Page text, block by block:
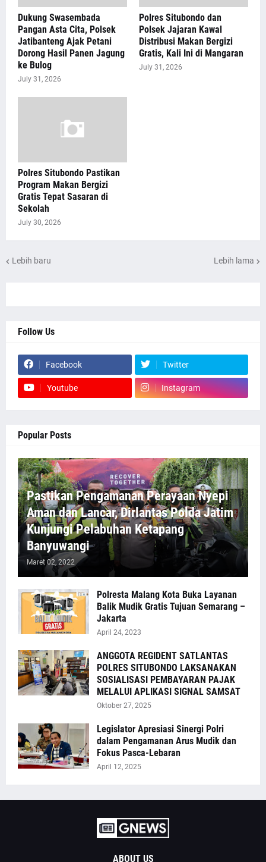
Dukung Swasembada
Pangan Asta Cita, Polsek
Jatibanteng Ajak Petani
Dorong Hasil Panen Jagung
ke Bulog
July 31, 2026
Polres Situbondo dan
Polsek Jajaran Kawal
Distribusi Makan Bergizi
Gratis, Kali Ini di Mangaran
July 31, 2026
Polres Situbondo Pastikan
Program Makan Bergizi
Gratis Tepat Sasaran di
Sekolah
July 30, 2026
Lebih baru Lebih lama
Follow Us
Facebook Twitter
Youtube Instagram
Popular Posts
Pastikan Pengamanan Perayaan Nyepi
Aman dan Lancar, Dirlantas Polda Jatim
Kunjungi Pelabuhan Ketapang
Banyuwangi
Maret 02, 2022
Polresta Malang Kota Buka Layanan
Balik Mudik Gratis Tujuan Semarang –
Jakarta
April 24, 2023
ANGGOTA REGIDENT SATLANTAS
POLRES SITUBONDO LAKSANAKAN
SOSIALISASI PEMBAYARAN PAJAK
MELALUI APLIKASI SIGNAL SAMSAT
Oktober 27, 2025
Legislator Apresiasi Sinergi Polri
dalam Pengamanan Arus Mudik dan
Fokus Pasca-Lebaran
April 12, 2025
ABOUT US